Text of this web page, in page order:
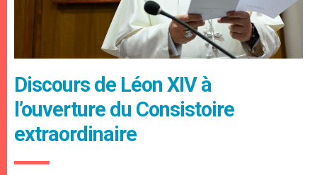
Discours de Léon XIV à
l’ouverture du Consistoire
extraordinaire